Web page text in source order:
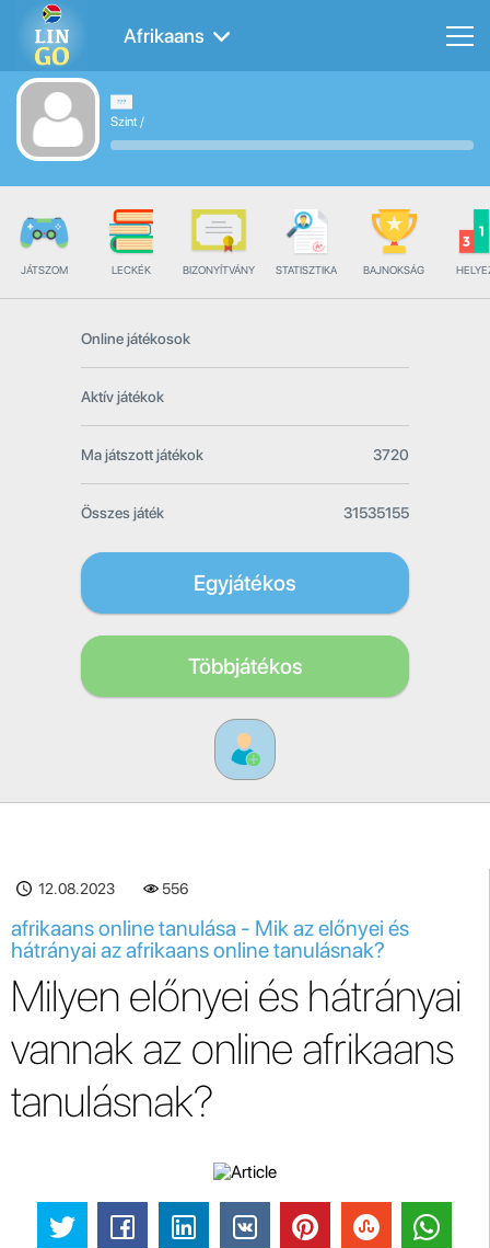
Afrikaans
Szint/
JÁTSZOM LECKÉK BIZONYÍTVÁNY STATISZTIKA BAJNOKSÁG
Online játékosok
Aktív játékok
Ma játszott játékok 3720
Összes játék 31535155
Egyjátékos
Többjátékos
12.08.2023 556
afrikaans online tanulása - Mik az előnyei és
hátrányai az afrikaans online tanulásnak?
Milyen előnyei és hátrányai
vannak az online afrikaans
tanulásnak?